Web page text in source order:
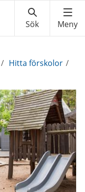
/ Hitta förskolor /